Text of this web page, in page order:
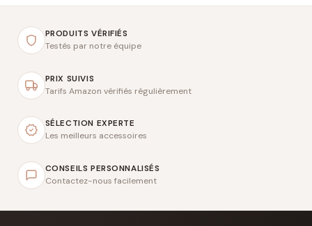
PRODUITS VÉRIFIÉS
Testés par notre équipe
PRIX SUIVIS
Tarifs Amazon vérifiés régulièrement
SÉLECTION EXPERTE
Les meilleurs accessoires
CONSEILS PERSONNALISÉS
Contactez-nous facilement